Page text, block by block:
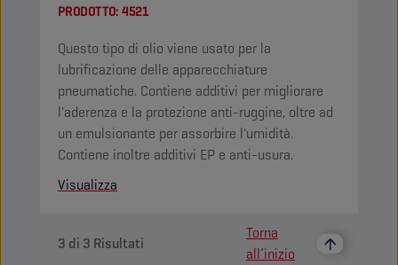
PRODOTTO: 4521
Questo tipo di olio viene usato per la
lubrificazione delle apparecchiature
pneumatiche. Contiene additivi per migliorare
l'aderenza e la protezione anti-ruggine, oltre ad
un emulsionante per assorbire l'umidità.
Contiene inoltre additivi EP e anti-usura.
Visualizza
3 di 3 Risultati
Torna
all’inizio